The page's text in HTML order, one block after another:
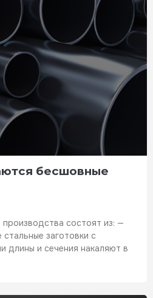
бесшовные
производства состоят из: —
заготовки с
длины и сечения накаляют в